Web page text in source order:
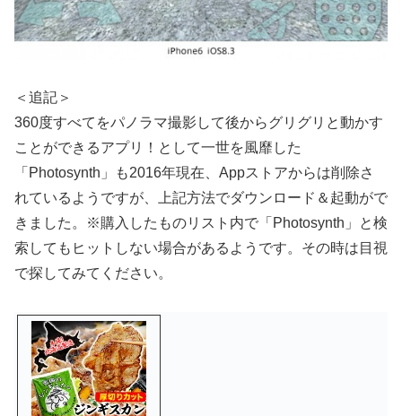
＜追記＞
360度すべてをパノラマ撮影して後からグリグリと動かす
ことができるアプリ！として一世を風靡した
「Photosynth」も2016年現在、Appストアからは削除さ
れているようですが、上記方法でダウンロード＆起動がで
きました。※購入したものリスト内で「Photosynth」と検
索してもヒットしない場合があるようです。その時は目視
で探してみてください。